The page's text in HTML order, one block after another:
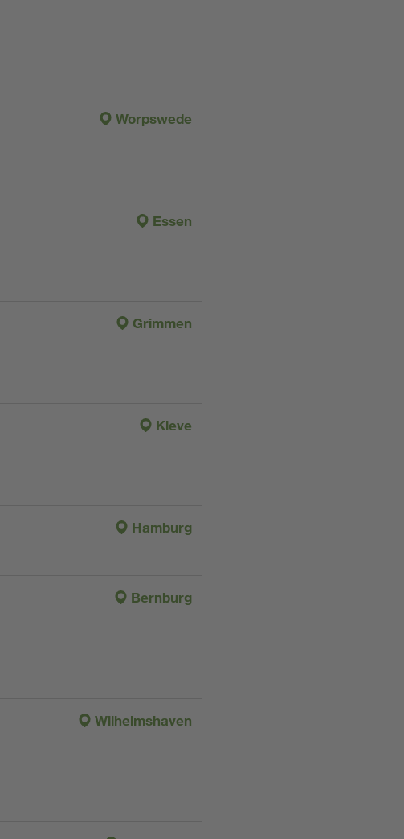
Worpswede
Essen
Grimmen
Kleve
Hamburg
Bernburg
Wilhelmshaven